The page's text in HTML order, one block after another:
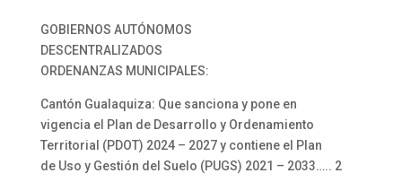
GOBIERNOS AUTÓNOMOS
DESCENTRALIZADOS
ORDENANZAS MUNICIPALES:
Cantón Gualaquiza: Que sanciona y pone en
vigencia el Plan de Desarrollo y Ordenamiento
Territorial (PDOT) 2024 – 2027 y contiene el Plan
de Uso y Gestión del Suelo (PUGS) 2021 – 2033….. 2